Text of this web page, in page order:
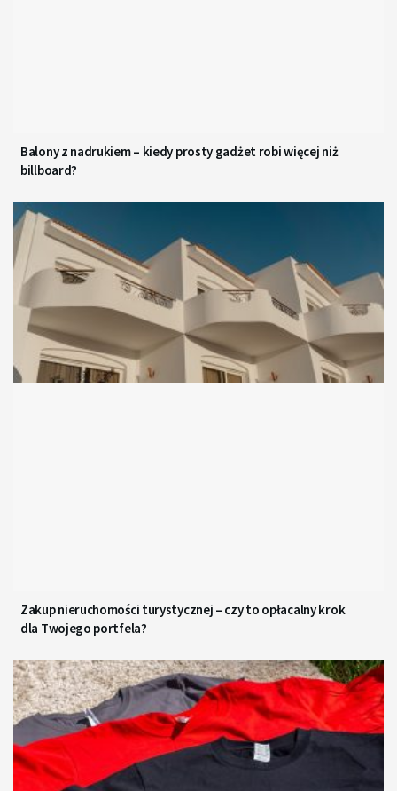
Balony z nadrukiem – kiedy prosty gadżet robi więcej niż
billboard?
Zakup nieruchomości turystycznej – czy to opłacalny krok
dla Twojego portfela?